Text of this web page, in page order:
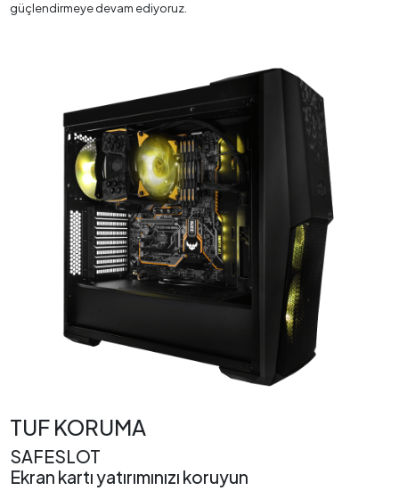
güçlendirmeye devam ediyoruz.
TUF KORUMA
SAFESLOT
Ekran kartı yatırımınızı koruyun